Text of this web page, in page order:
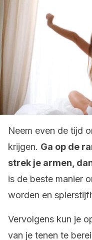
Neem even de tijd
krijgen. Ga op de
strek je armen,
is de beste manier
worden en
Vervolgens kun je
van je tenen te